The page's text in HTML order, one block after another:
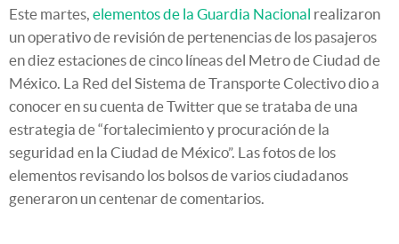
Este martes, elementos de la Guardia Nacional realizaron
un operativo de revisión de pertenencias de los pasajeros
en diez estaciones de cinco líneas del Metro de Ciudad de
México. La Red del Sistema de Transporte Colectivo dio a
conocer en su cuenta de Twitter que se trataba de una
estrategia de “fortalecimiento y procuración de la
seguridad en la Ciudad de México”. Las fotos de los
elementos revisando los bolsos de varios ciudadanos
generaron un centenar de comentarios.